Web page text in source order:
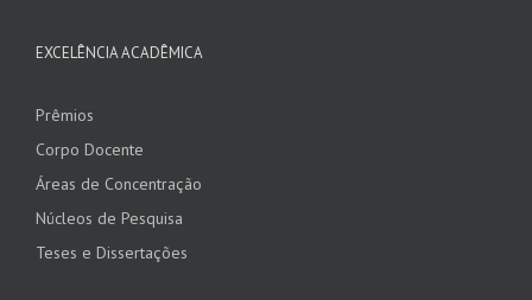
EXCELÊNCIA ACADÊMICA
Prêmios
Corpo Docente
Áreas de Concentração
Núcleos de Pesquisa
Teses e Dissertações